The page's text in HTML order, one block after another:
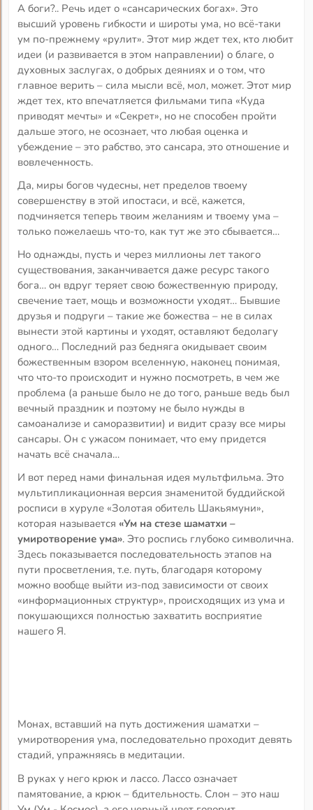
А боги?.. Речь идет о «сансарических богах». Это
высший уровень гибкости и широты ума, но всё-таки
ум по-прежнему «рулит». Этот мир ждет тех, кто любит
идеи (и развивается в этом направлении) о благе, о
духовных заслугах, о добрых деяниях и о том, что
главное верить – сила мысли всё, мол, может. Этот мир
ждет тех, кто впечатляется фильмами типа «Куда
приводят мечты» и «Секрет», но не способен пройти
дальше этого, не осознает, что любая оценка и
убеждение – это рабство, это сансара, это отношение и
вовлеченность.
Да, миры богов чудесны, нет пределов твоему
совершенству в этой ипостаси, и всё, кажется,
подчиняется теперь твоим желаниям и твоему ума –
только пожелаешь что-то, как тут же это сбывается…
Но однажды, пусть и через миллионы лет такого
существования, заканчивается даже ресурс такого
бога… он вдруг теряет свою божественную природу,
свечение тает, мощь и возможности уходят… Бывшие
друзья и подруги – такие же божества – не в силах
вынести этой картины и уходят, оставляют бедолагу
одного… Последний раз бедняга окидывает своим
божественным взором вселенную, наконец понимая,
что что-то происходит и нужно посмотреть, в чем же
проблема (а раньше было не до того, раньше ведь был
вечный праздник и поэтому не было нужды в
самоанализе и саморазвитии) и видит сразу все миры
сансары. Он с ужасом понимает, что ему придется
начать всё сначала…
И вот перед нами финальная идея мультфильма. Это
мультипликационная версия знаменитой буддийской
росписи в хуруле «Золотая обитель Шакьямуни»,
которая называется «Ум на стезе шаматхи –
умиротворение ума». Это роспись глубоко символична.
Здесь показывается последовательность этапов на
пути просветления, т.е. путь, благодаря которому
можно вообще выйти из-под зависимости от своих
«информационных структур», происходящих из ума и
покушающихся полностью захватить восприятие
нашего Я.
Монах, вставший на путь достижения шаматхи –
умиротворения ума, последовательно проходит девять
стадий, упражняясь в медитации.
В руках у него крюк и лассо. Лассо означает
памятование, а крюк – бдительность. Слон – это наш